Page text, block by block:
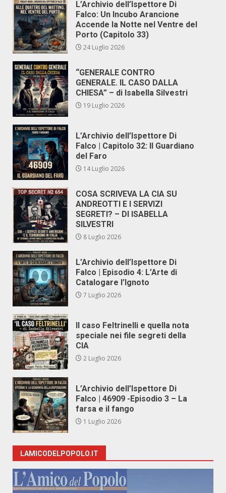
L’Archivio dell’Ispettore Di
Falco: Un Incubo Arancione
Accende la Notte nel Ventre del
Porto (Capitolo 33)
24 Luglio 2026
“GENERALE CONTRO
GENERALE. IL CASO DALLA
CHIESA” – di Isabella Silvestri
19 Luglio 2026
L’Archivio dell’Ispettore Di
Falco | Capitolo 32: Il Guardiano
del Faro
14 Luglio 2026
COSA SCRIVEVA LA CIA SU
ANDREOTTI E I SERVIZI
SEGRETI? – DI ISABELLA
SILVESTRI
8 Luglio 2026
L’Archivio dell’Ispettore Di
Falco | Episodio 4: L’Arte di
Catalogare l’Ignoto
7 Luglio 2026
Il caso Feltrinelli e quella nota
speciale nei file segreti della
CIA
2 Luglio 2026
L’Archivio dell’Ispettore Di
Falco | 46909 -Episodio 3 – La
farsa e il fango
1 Luglio 2026
LAMICODELPOPOLO.IT